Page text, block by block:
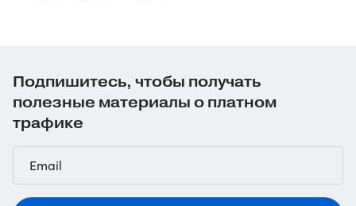
Подпишитесь, чтобы получать
полезные материалы о платном
трафике